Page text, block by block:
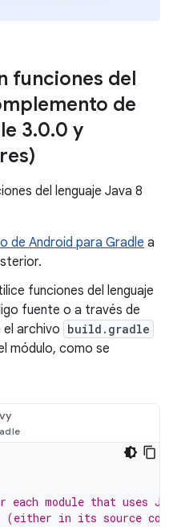
funciones del
de
3.0.0 y
del lenguaje Java 8
de Android para Gradle a
funciones del lenguaje
fuente o a través de
el archivo build.gradle
módulo, como se
module that uses
(either in its source